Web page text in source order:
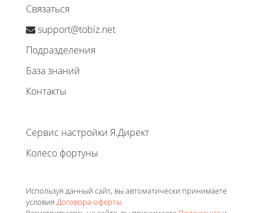
Связаться
support@tobiz.net
Подразделения
База знаний
Контакты
Сервис настройки Я.Директ
Колесо фортуны
Используя данный сайт, вы автоматически принимаете
условия Договора-оферты.